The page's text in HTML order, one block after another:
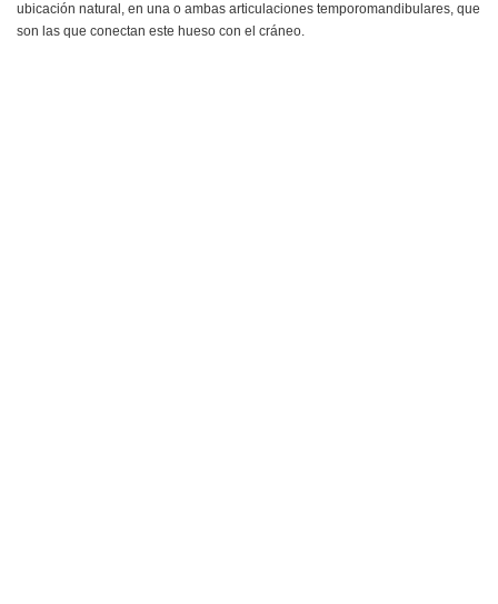
ubicación natural, en una o ambas articulaciones temporomandibulares, que
son las que conectan este hueso con el cráneo.